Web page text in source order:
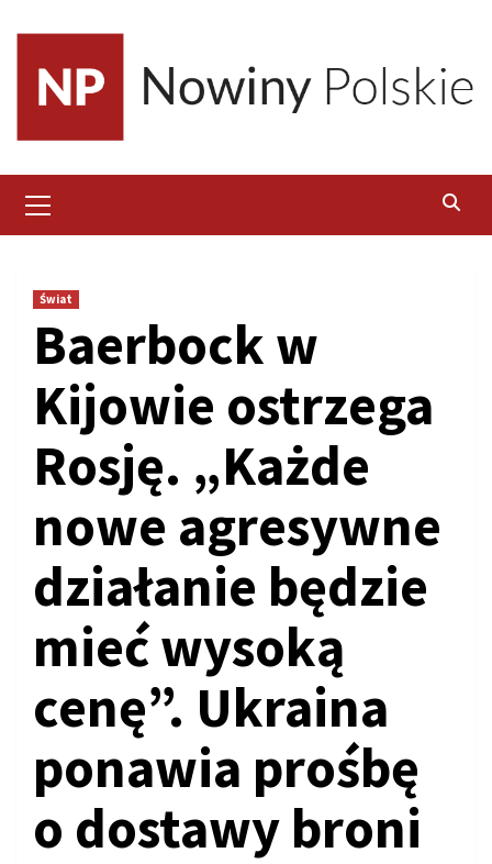
content
Menu
Świat
Baerbock w
Kijowie ostrzega
Rosję. „Każde
nowe agresywne
działanie będzie
mieć wysoką
cenę”. Ukraina
ponawia prośbę
o dostawy broni